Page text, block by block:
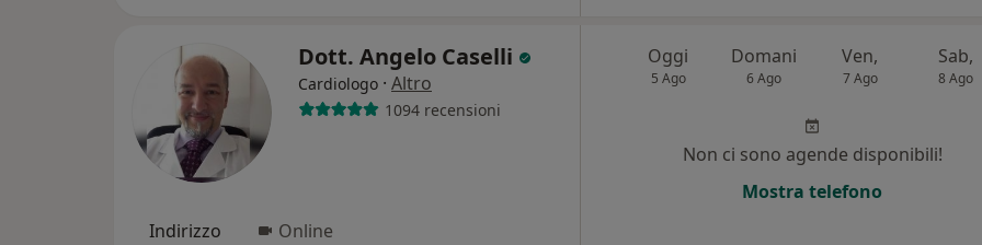
Dott. Angelo Caselli
Cardiologo · Altro
1094 recensioni
Indirizzo Online
Oggi
5 Ago
Domani
6 Ago
Ven,
7 Ago
Sab,
8 Ago
Non ci sono agende disponibili!
Mostra telefono